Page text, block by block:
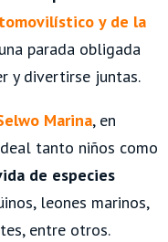
y de la
parada obligada
y divertirse juntas.
Marina, en
tanto niños como
de especies
leones marinos,
entre otros.